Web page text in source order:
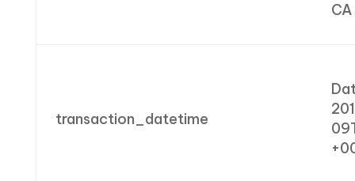
transaction_datetime